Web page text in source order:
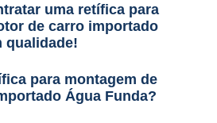
uma retífica para
de carro importado
qualidade!
para montagem de
Água Funda?